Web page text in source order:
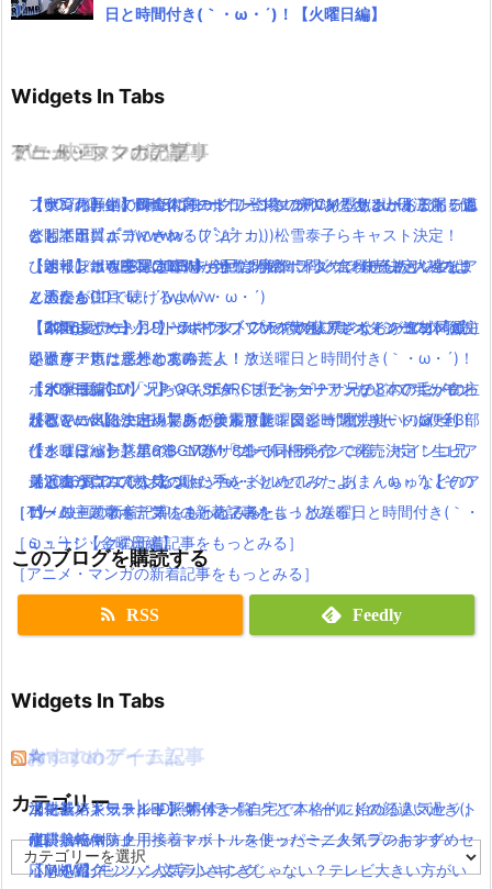
日と時間付き(｀・ω・´)！【火曜日編】
Widgets In Tabs
TV・映画
【サンバーイ】dポイントポインコ冬の新CM「サンバイ三唱」篇
公開！
【ポインコWEB限定CM】今回はかめポインコ！中条あやみのけ
ん玉にも注目！
「3本がパァーッ！」dポイントCMの黄色い鳥”ポインコ”が可愛
い過ぎ！声は意外なあの芸人！？
ポインコ新CM「兄ちゃんポテトまだぁー？」兄の3本の毛が食わ
れるwww【ドコモ×マクドナルド】
【ジュッパー】ポインコCM「ゴールドポインコ様」ポインコ兄
弟と違う点みんな気づいた？
［TV・映画の新着記事をもっとみる］
ゲーム・スマホアプリ
ファンの願いでFF15にモーグリ登場！デコイ型サポートアイテム
としてボコボコにされる(( ﾟдﾟ ；)))
【速報】ポケモンGO日本も配信開始！！ダウンロードリンクは
ここから！
【本気レポート】ワールドオブファイナルファンタジーの体験版
をクリアした感想と攻略！
【ポケモンGO】「P-GO SEARCH(ピーゴーサーチ)」でポケモン
がどこに出るか出現場所が検索可能！図鑑コンプリートに便利！
ひとりぼっち惑星のBGMがサウンドトラックで発売決定！生ピア
ノ演奏がCDで聴けるよ(｀・ω・´)
［ゲーム・スマホアプリの新着記事をもっとみる］
アニメ・マンガの記事
【実写化】鋼の錬金術師エドワードエルリック役は山田涼介！他
にも本田翼、ディーン・フジオカ、松雪泰子らキャスト決定！
【朗報】銀魂実写は嘘だった！？実際に問い合わせした人達をま
とめたよ(｀・ω・´)wwww
【2016夏アニソン】ツキウタ。プラネタリアンなどのアニメの主
題歌を一気にまとめてみたよ！放送曜日と時間付き(｀・ω・´)！
【水曜日編】
【祝アニメ化決定！】あの美麗ファンタジー”魔法使いの嫁”全3部
作！コミックス第6巻・7巻・8巻で同梱発売
【2016夏アニソン】ジョジョ・べルセルク・あまんちゅなどのア
ニメの主題歌を一気にまとめてみたよ！放送曜日と時間付き(｀・
ω・´)！【金曜日編】
［アニメ・マンガの新着記事をもっとみる］
ミュージックの記事
【600万再生】岡崎体育のミュージックPVあるあるがあるある過
ぎと話題( ﾟдﾟ )wwww
ひとりぼっち惑星のBGMがサウンドトラックで発売決定！生ピア
ノ演奏がCDで聴けるよ(｀・ω・´)
【動画まとめ】月9ドラマ”ラブソング”の藤原さくらが逸材( ﾟдﾟ )
イイ声！！
【2016夏アニソン】ツキウタ。プラネタリアンなどのアニメの主
題歌を一気にまとめてみたよ！放送曜日と時間付き(｀・ω・´)！
【水曜日編】
最近ニコニコで人気の歌い手をまとめてみたよ(｀・ω・´)【その
1】
［ミュージックの新着記事をもっとみる］
このブログを購読する
RSS Feedly
Widgets In Tabs
おすすめゲーム記事
【モンハンワールド】キャラメイクとフィールドの顔違い過ぎ(;
´Д｀)www
【MHW】モンハン文字小さすぎじゃない？テレビ大きい方がい
Amazonアイテム
水耕栽培キット|LED照明付き！自宅で本格的に始める人気セット
水耕栽培キット｜ペットボトルを使ったミニタイプのおすすめセ
ットを紹介
☆
ニンテンドースイッチ 本体 一覧
使い捨てマスク
☆
消化器／人気ランキング
耐震・転倒防止用接着マット・ストッパー／人気ランキング
応急処置グッツ／人気ランキング
☆
カテゴリー
カ
テ